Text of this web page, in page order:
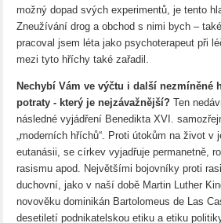
možný dopad svých experimentů, je tento
Zneužívání drog a obchod s nimi bych –
pracoval jsem léta jako psychoterapeut při
mezi tyto hříchy také zařadil.
Nechybí Vám ve výčtu i další
potraty - který je nejzávažnější? Ten
následné vyjádření Benedikta XVI.
„moderních hříchů“. Proti útokům na život
eutanásii, se církev vyjadřuje permanetně,
rasismu apod. Největšími bojovníky proti
duchovní, jako v naší době Martin Luther
novověku dominikán Bartolomeus de Las
desetiletí podnikatelskou etiku a etiku